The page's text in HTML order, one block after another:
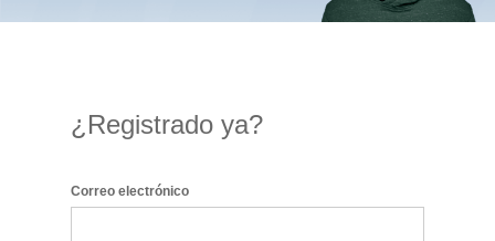
¿Registrado ya?
Inicio de sesión: usuario y contraseña
Correo electrónico